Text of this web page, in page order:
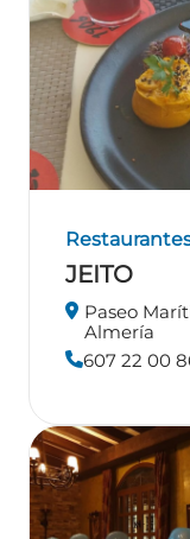
JEITO
Paseo
Almería
607 22 00